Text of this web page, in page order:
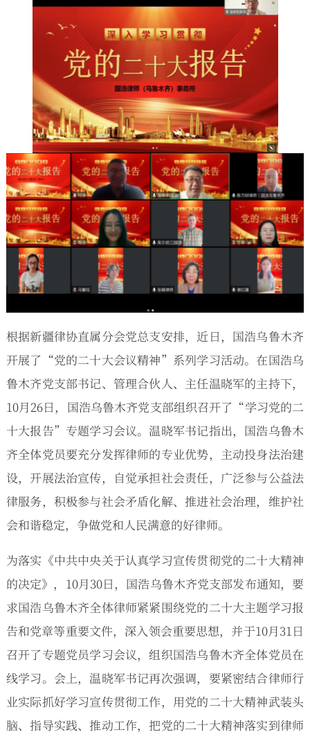
根据新疆律协直属分会党总支安排，近日，国浩乌鲁木齐
开展了“党的二十大会议精神”系列学习活动。在国浩乌
鲁木齐党支部书记、管理合伙人、主任温晓军的主持下，
10月26日，国浩乌鲁木齐党支部组织召开了“学习党的二
十大报告”专题学习会议。温晓军书记指出，国浩乌鲁木
齐全体党员要充分发挥律师的专业优势，主动投身法治建
设，开展法治宣传，自觉承担社会责任，广泛参与公益法
律服务，积极参与社会矛盾化解、推进社会治理，维护社
会和谐稳定，争做党和人民满意的好律师。
为落实《中共中央关于认真学习宣传贯彻党的二十大精神
的决定》，10月30日，国浩乌鲁木齐党支部发布通知，要
求国浩乌鲁木齐全体律师紧紧围绕党的二十大主题学习报
告和党章等重要文件，深入领会重要思想，并于10月31日
召开了专题党员学习会议，组织国浩乌鲁木齐全体党员在
线学习。会上，温晓军书记再次强调，要紧密结合律师行
业实际抓好学习宣传贯彻工作，用党的二十大精神武装头
脑、指导实践、推动工作，把党的二十大精神落实到律师